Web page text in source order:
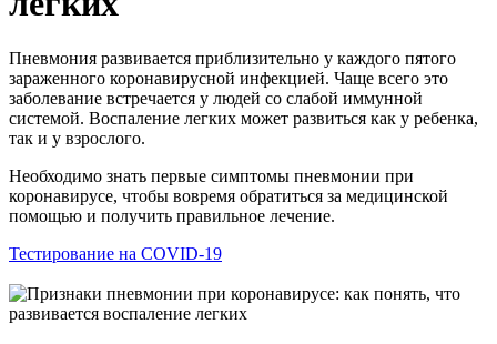
Пневмония развивается приблизительно у каждого пятого
зараженного коронавирусной инфекцией. Чаще всего это
заболевание встречается у людей со слабой иммунной
системой. Воспаление легких может развиться как у ребенка,
так и у взрослого.
Необходимо знать первые симптомы пневмонии при
коронавирусе, чтобы вовремя обратиться за медицинской
помощью и получить правильное лечение.
Тестирование на COVID-19